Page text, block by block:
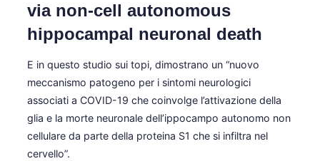
via non-cell autonomous
hippocampal neuronal death
E in questo studio sui topi, dimostrano un “nuovo
meccanismo patogeno per i sintomi neurologici
associati a COVID-19 che coinvolge l’attivazione della
glia e la morte neuronale dell’ippocampo autonomo non
cellulare da parte della proteina S1 che si infiltra nel
cervello”.